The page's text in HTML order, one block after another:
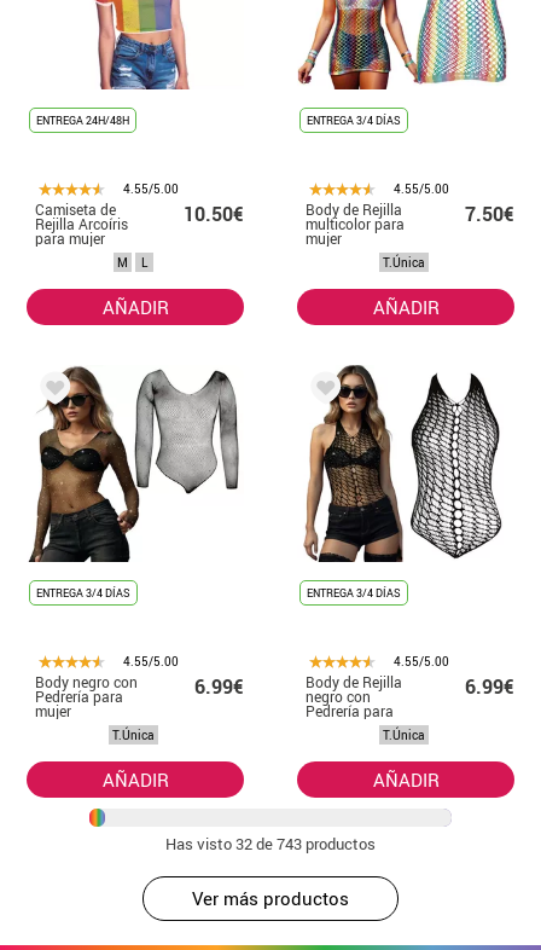
ENTREGA 24H/48H
4.55/5.00
Camiseta de
Rejilla Arcoíris
para mujer
10.50€
M L
AÑADIR
ENTREGA 3/4 DÍAS
4.55/5.00
Body de Rejilla
multicolor para
mujer
7.50€
T.Única
AÑADIR
ENTREGA 3/4 DÍAS
4.55/5.00
Body negro con
Pedrería para
mujer
6.99€
T.Única
AÑADIR
ENTREGA 3/4 DÍAS
4.55/5.00
Body de Rejilla
negro con
Pedrería para
6.99€
T.Única
AÑADIR
Has visto32de 743 productos
Ver más productos